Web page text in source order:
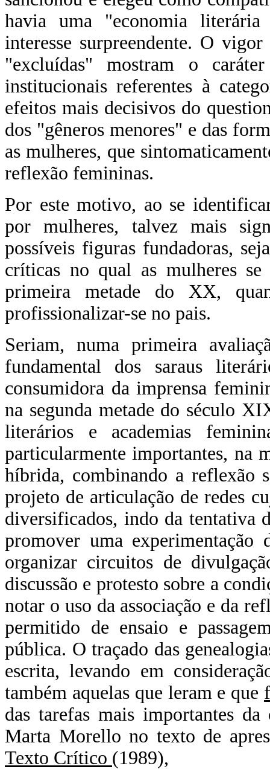
havia uma "economia
interesse surpreendente. O
"excluídas" mostram o
institucionais referentes à
efeitos mais decisivos do
dos "gêneros menores" e das
as mulheres, que
reflexão femininas.
Por este motivo, ao se
por mulheres, talvez mais
possíveis figuras fundadoras,
críticas no qual as mulheres
primeira metade do XX,
profissionalizar-se no pais.
Seriam, numa primeira
fundamental dos saraus
consumidora da imprensa
na segunda metade do século
literários e academias
particularmente importantes, na
híbrida, combinando a reflexão
projeto de articulação de redes
diversificados, indo da tentativa
promover uma
organizar circuitos de
discussão e protesto sobre a
notar o uso da associação e da
permitido de ensaio e
pública. O traçado das
escrita, levando em
também aquelas que leram e que
das tarefas mais importantes
Marta Morello no texto de
Texto Crítico (1989),